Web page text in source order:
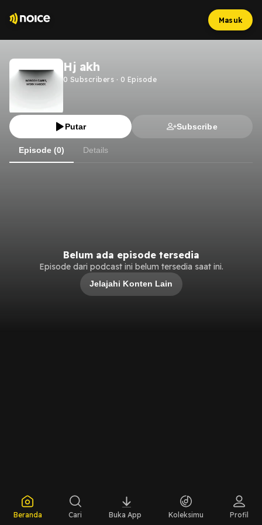
Masuk
Hj akh
0 Subscribers · 0 Episode
Putar Subscribe
Episode (0) Details
Belum ada episode tersedia
Episode dari podcast ini belum tersedia saat ini.
Jelajahi Konten Lain
Beranda Cari Buka App Koleksimu Profil